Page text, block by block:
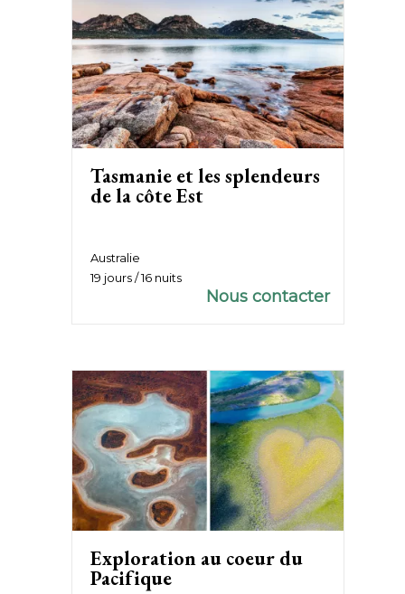
Tasmanie et les splendeurs
de la côte Est
Australie
19 jours / 16 nuits
Nous contacter
Exploration au coeur du
Pacifique